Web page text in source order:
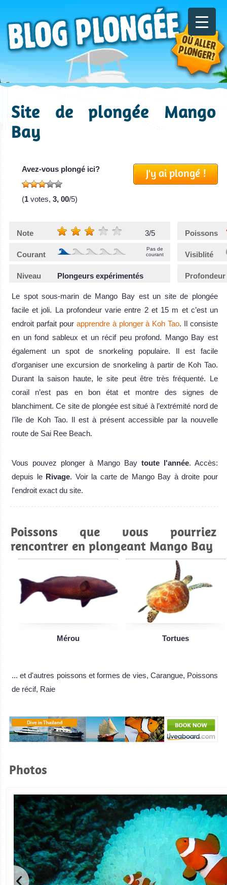
Site de plongée Mango
Bay
J'y ai plongé !
Avez-vous plongé ici?
(1 votes, 3, 00/5)
Note 3/5 Poissons
Courant
Pas de
courant
Visiblité
Niveau Plongeurs expérimentés Profondeur
Le spot sous-marin de Mango Bay est un site de plongée
facile et joli. La profondeur varie entre 2 et 15 m et c’est un
endroit parfait pour apprendre à plonger à Koh Tao. Il consiste
en un fond sableux et un récif peu profond. Mango Bay est
également un spot de snorkeling populaire. Il est facile
d’organiser une excursion de snorkeling à partir de Koh Tao.
Durant la saison haute, le site peut être très fréquenté. Le
corail n’est pas en bon état et montre des signes de
blanchiment. Ce site de plongée est situé à l’extrémité nord de
l’île de Koh Tao. Il est à présent accessible par la nouvelle
route de Sai Ree Beach.
Vous pouvez plonger à Mango Bay toute l'année. Accès:
depuis le Rivage. Voir la carte de Mango Bay à droite pour
l'endroit exact du site.
Poissons que vous pourriez
rencontrer en plongeant Mango Bay
Mérou Tortues
... et d'autres poissons et formes de vies, Carangue, Poissons
de récif, Raie
Photos